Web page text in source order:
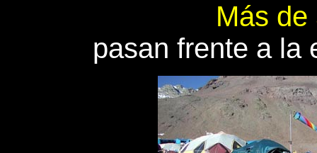
Más de
pasan frente a la